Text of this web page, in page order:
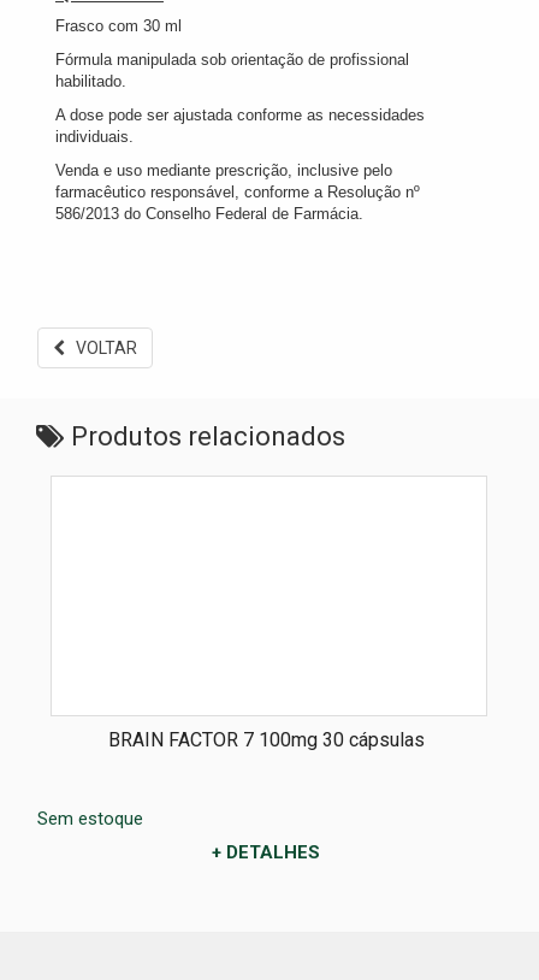
Frasco com 30 ml
Fórmula manipulada sob orientação de profissional
habilitado.
A dose pode ser ajustada conforme as necessidades
individuais.
Venda e uso mediante prescrição, inclusive pelo
farmacêutico responsável, conforme a Resolução nº
586/2013 do Conselho Federal de Farmácia.
VOLTAR
Produtos relacionados
BRAIN FACTOR 7 100mg 30 cápsulas
Sem estoque
+ DETALHES